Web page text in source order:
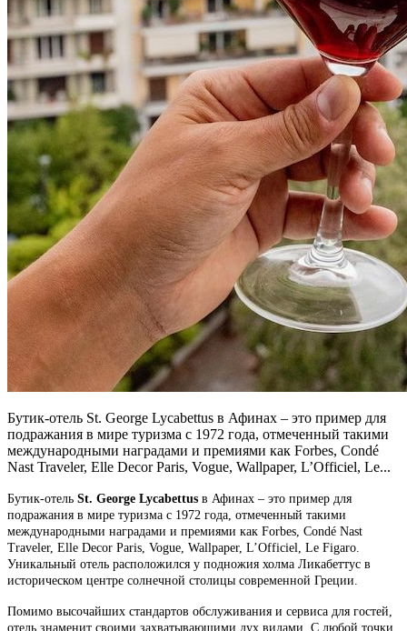
Бутик-отель St. George Lycabettus в Афинах – это пример для
подражания в мире туризма с 1972 года, отмеченный такими
международными наградами и премиями как Forbes, Condé
Nast Traveler, Elle Decor Paris, Vogue, Wallpaper, L’Officiel, Le...
Бутик-отель St. George Lycabettus в Афинах – это пример для
подражания в мире туризма с 1972 года, отмеченный такими
международными наградами и премиями как Forbes, Condé Nast
Traveler, Elle Decor Paris, Vogue, Wallpaper, L’Officiel, Le Figaro.
Уникальный отель расположился у подножия холма Ликабеттус в
историческом центре солнечной столицы современной Греции.
Помимо высочайших стандартов обслуживания и сервиса для гостей,
отель знаменит своими захватывающими дух видами. С любой точки